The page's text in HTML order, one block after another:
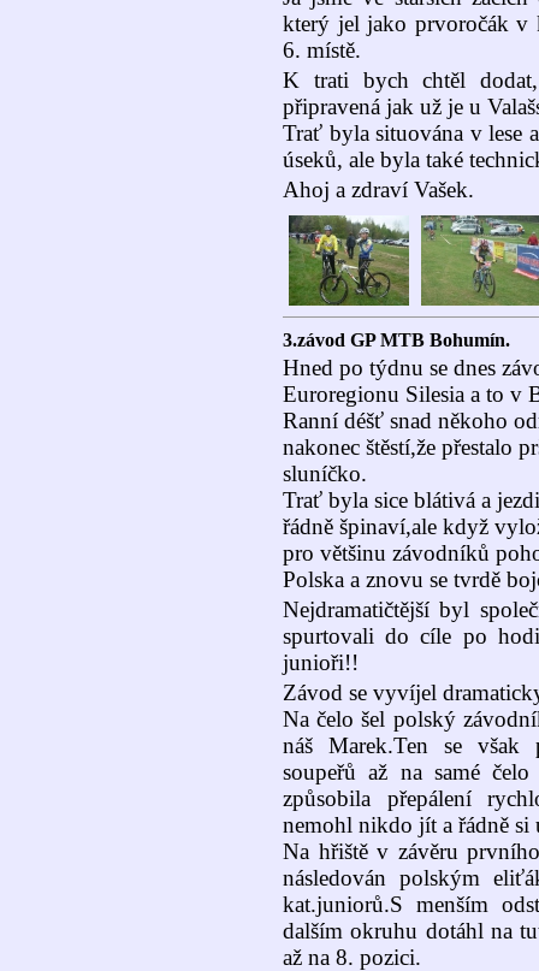
který jel jako prvoročák v
6. místě.
K trati bych chtěl
připravená jak už je u
Trať byla situována v lese
úseků, ale byla také
Ahoj a zdraví Vašek.
3.závod GP MTB Bohumín.
Hned po týdnu se dnes
Euroregionu Silesia a to v
Ranní déšť snad někoho
nakonec štěstí,že přestalo
sluníčko.
Trať byla sice blátivá a
řádně špinaví,ale když
pro většinu závodníků
Polska a znovu se tvrdě
Nejdramatičtější byl
spurtovali do cíle po
junioři!!
Závod se vyvíjel
Na čelo šel polský
náš Marek.Ten se však
soupeřů až na samé
způsobila přepálení
nemohl nikdo jít a řádně
Na hřiště v závěru
následován polským
kat.juniorů.S menším
dalším okruhu dotáhl na
až na 8. pozici.